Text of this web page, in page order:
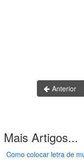
Anterior
Mais Artigos...
Como colocar letra de